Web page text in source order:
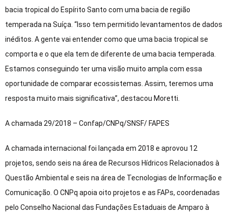
bacia tropical do Espírito Santo com uma bacia de região
temperada na Suíça. “Isso tem permitido levantamentos de dados
inéditos. A gente vai entender como que uma bacia tropical se
comporta e o que ela tem de diferente de uma bacia temperada.
Estamos conseguindo ter uma visão muito ampla com essa
oportunidade de comparar ecossistemas. Assim, teremos uma
resposta muito mais significativa”, destacou Moretti.
A chamada 29/2018 – Confap/CNPq/SNSF/ FAPES
A chamada internacional foi lançada em 2018 e aprovou 12
projetos, sendo seis na área de Recursos Hídricos Relacionados à
Questão Ambiental e seis na área de Tecnologias de Informação e
Comunicação. O CNPq apoia oito projetos e as FAPs, coordenadas
pelo Conselho Nacional das Fundações Estaduais de Amparo à